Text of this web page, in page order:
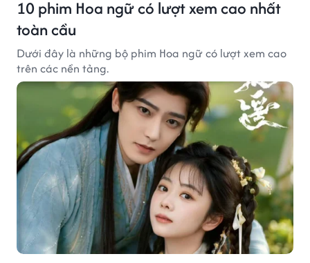
10 phim Hoa ngữ có lượt xem cao nhất
toàn cầu
Dưới đây là những bộ phim Hoa ngữ có lượt xem cao
trên các nền tảng.